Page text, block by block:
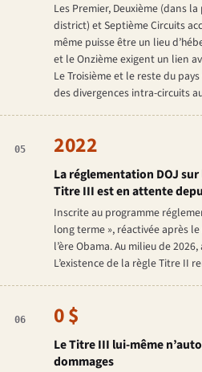
Les Premier, Deuxième (dans
district) et Septième Circuits
même puisse être un lieu
et le Onzième exigent un lien
Le Troisième et le reste du
des divergences intra-circuits
05 2022
La réglementation DOJ
Titre III est en attente
Inscrite au programme
long terme », réactivée après
l’ère Obama. Au milieu de
L’existence de la règle Titre II
06 0 $
Le Titre III lui-même
dommages